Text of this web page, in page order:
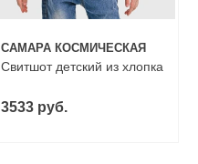
САМАРА КОСМИЧЕСКАЯ
Свитшот детский из хлопка
3533 руб.